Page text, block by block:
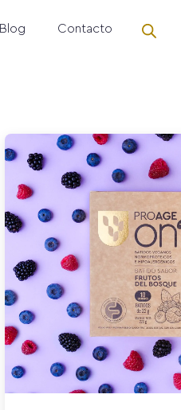
Blog Contacto